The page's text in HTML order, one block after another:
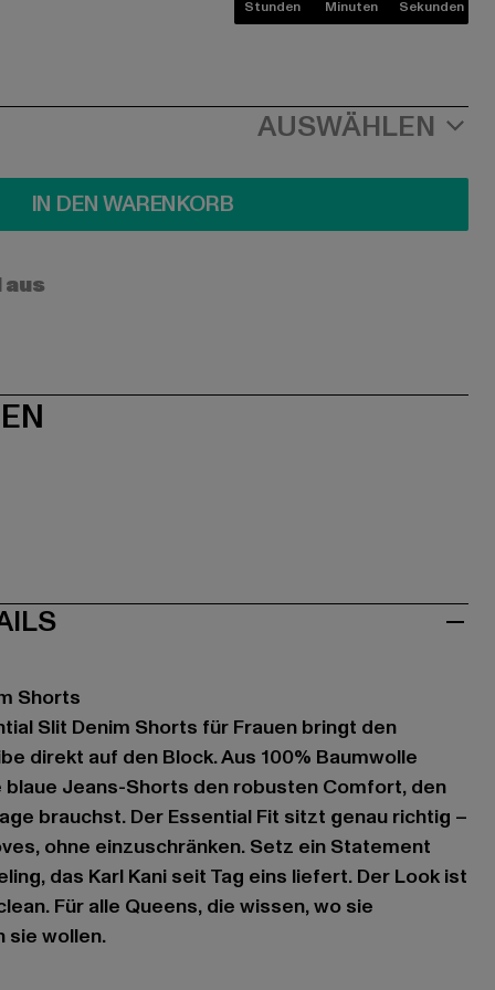
Stunden Minuten Sekunden
AUSWÄHLEN
IN DEN WARENKORB
Shorts
Slit Denim Shorts für Frauen bringt den
direkt auf den Block. Aus 100% Baumwolle
Jeans-Shorts den robusten Comfort, den
brauchst. Der Essential Fit sitzt genau richtig –
ohne einzuschränken. Setz ein Statement
das Karl Kani seit Tag eins liefert. Der Look ist
Für alle Queens, die wissen, wo sie
sie wollen.